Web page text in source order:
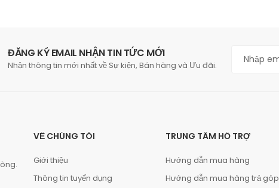
ĐĂNG KÝ EMAIL NHẬN TIN TỨC MỚI
Nhận thông tin mới nhất về Sự kiện, Bán hàng và Ưu đãi.
VỀ CHÚNG TÔI
Giới thiệu
Thông tin tuyển dụng
TRUNG TÂM HỖ TRỢ
Hướng dẫn mua hàng
Hướng dẫn mua hàng trả góp